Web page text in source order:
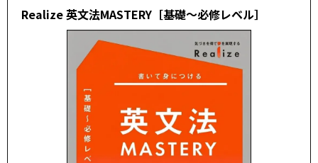
Realize 英文法MASTERY［基礎～必修レベル］